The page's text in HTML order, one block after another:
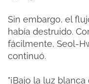
Sin embargo, el
había destruido.
fácilmente, Seol-
continuó.
"¡Bajo la luz